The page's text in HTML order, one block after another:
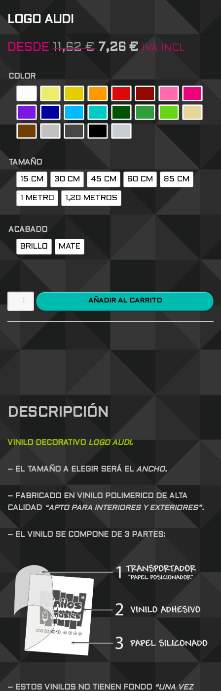
LOGO AUDI
DESDE 11,62€ 7,26 € IVA INCL
COLOR
TAMAÑO
15 CM 30 CM 45 CM 60 CM 85 CM
1 METRO 1,20 METROS
ACABADO
BRILLO MATE
AÑADIR AL CARRITO
DESCRIPCIÓN
VINILO DECORATIVO LOGO AUDI.
– EL TAMAÑO A ELEGIR SERÁ EL ANCHO.
– FABRICADO EN VINILO POLIMERICO DE ALTA
CALIDAD “APTO PARA INTERIORES Y EXTERIORES”.
– EL VINILO SE COMPONE DE 3 PARTES:
– ESTOS VINILOS NO TIENEN FONDO “UNA VEZ